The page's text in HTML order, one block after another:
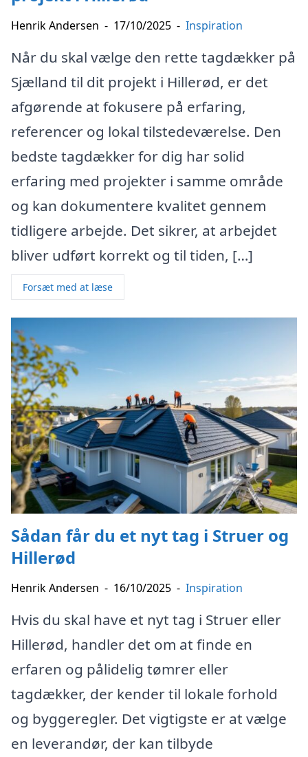
Henrik Andersen - 17/10/2025 - Inspiration
Når du skal vælge den rette tagdækker på
Sjælland til dit projekt i Hillerød, er det
afgørende at fokusere på erfaring,
referencer og lokal tilstedeværelse. Den
bedste tagdækker for dig har solid
erfaring med projekter i samme område
og kan dokumentere kvalitet gennem
tidligere arbejde. Det sikrer, at arbejdet
bliver udført korrekt og til tiden, […]
Forsæt med at læse
Sådan får du et nyt tag i Struer og
Hillerød
Henrik Andersen - 16/10/2025 - Inspiration
Hvis du skal have et nyt tag i Struer eller
Hillerød, handler det om at finde en
erfaren og pålidelig tømrer eller
tagdækker, der kender til lokale forhold
og byggeregler. Det vigtigste er at vælge
en leverandør, der kan tilbyde